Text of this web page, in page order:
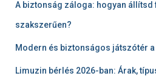
A biztonság záloga: hogyan
szakszerűen?
Modern és biztonságos játszótér
Limuzin bérlés 2026-ban: Árak,